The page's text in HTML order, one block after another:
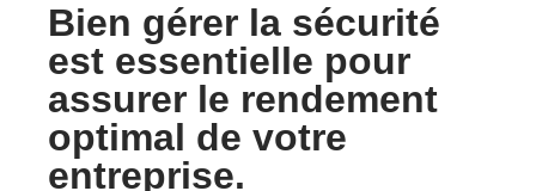
Bien gérer la sécurité
est essentielle pour
assurer le rendement
optimal de votre
entreprise.